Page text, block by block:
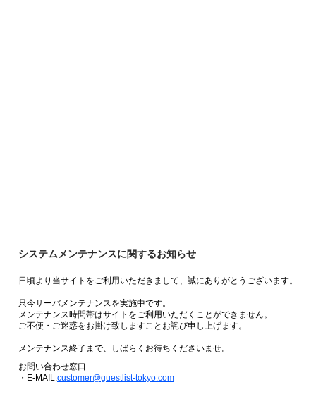
システムメンテナンスに関するお知らせ
日頃より当サイトをご利用いただきまして、誠にありがとうございます。
只今サーバメンテナンスを実施中です。
メンテナンス時間帯はサイトをご利用いただくことができません。
ご不便・ご迷惑をお掛け致しますことお詫び申し上げます。
メンテナンス終了まで、しばらくお待ちくださいませ。
お問い合わせ窓口
・E-MAIL:customer@guestlist-tokyo.com